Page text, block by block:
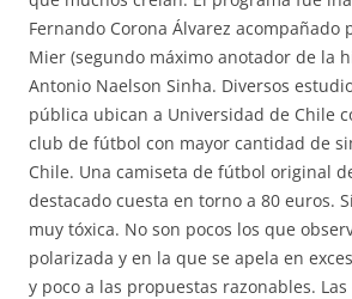
Fernando Corona Álvarez acompañado
Mier (segundo máximo anotador de la
Antonio Naelson Sinha. Diversos
pública ubican a Universidad de Chile
club de fútbol con mayor cantidad de
Chile. Una camiseta de fútbol original
destacado cuesta en torno a 80 euros.
muy tóxica. No son pocos los que
polarizada y en la que se apela en
y poco a las propuestas razonables.